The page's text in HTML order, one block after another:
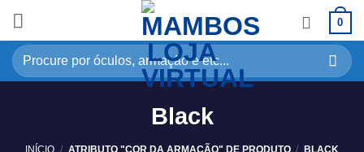
0
Black
INÍCIO / ATRIBUTO "COR DA ARMAÇÃO" DE PRODUTO / BLACK